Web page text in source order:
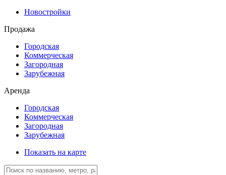
Новостройки
Продажа
Городская
Коммерческая
Загородная
Зарубежная
Аренда
Городская
Коммерческая
Загородная
Зарубежная
Показать на карте